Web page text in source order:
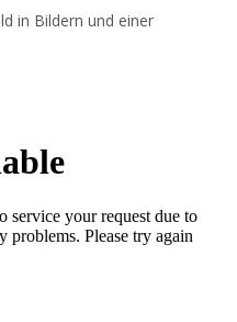
in Bildern und einer